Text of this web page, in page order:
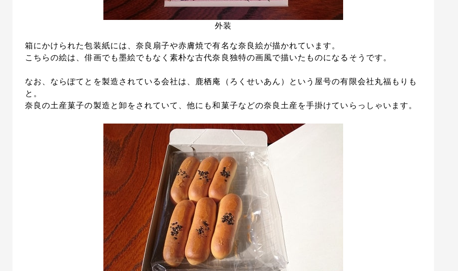
外装
箱にかけられた包装紙には、奈良扇子や赤膚焼で有名な奈良絵が描かれています。
こちらの絵は、俳画でも墨絵でもなく素朴な古代奈良独特の画風で描いたものになるそうです。
なお、ならぽてとを製造されている会社は、鹿栖庵（ろくせいあん）という屋号の有限会社丸福もりも
と。
奈良の土産菓子の製造と卸をされていて、他にも和菓子などの奈良土産を手掛けていらっしゃいます。